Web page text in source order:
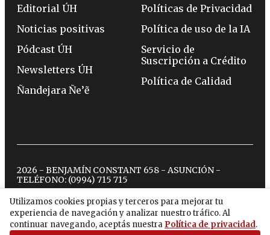
Utilizamos cookies propias y terceros para mejorar tu
experiencia de navegación y analizar nuestro tráfico. Al
continuar navegando, aceptás nuestra Política de privacidad.
Editorial ÚH
Noticias positivas
Pódcast ÚH
Newsletters ÚH
Ñandejara Ñe’ẽ
Políticas de Privacidad
Política de uso de la IA
Servicio de
Suscripción a Crédito
Política de Calidad
2026 - BENJAMÍN CONSTANT 658 - ASUNCIÓN -
TELÉFONO: (0994) 715 715
twitterinstagram
facebook
tiktokyoutubespotify